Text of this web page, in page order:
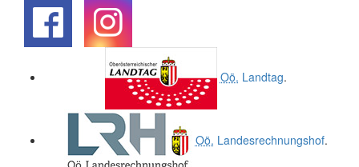
Oö. Landtag.
Oö. Landesrechnungshof.